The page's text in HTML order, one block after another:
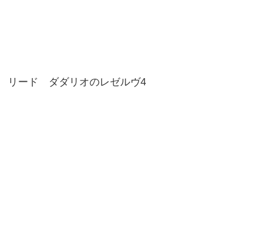
リード ダダリオのレゼルヴ4